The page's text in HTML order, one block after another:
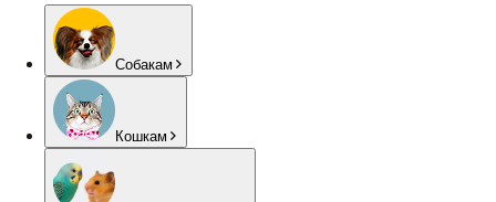
Собакам
Кошкам